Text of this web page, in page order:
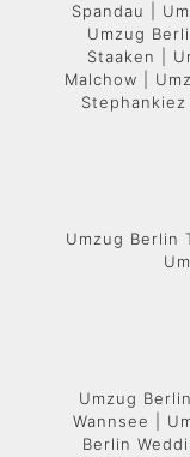
Spandau |
Umzug
Staaken |
Malchow |
Umzug Berlin
Umzug
Wannsee |
Berlin